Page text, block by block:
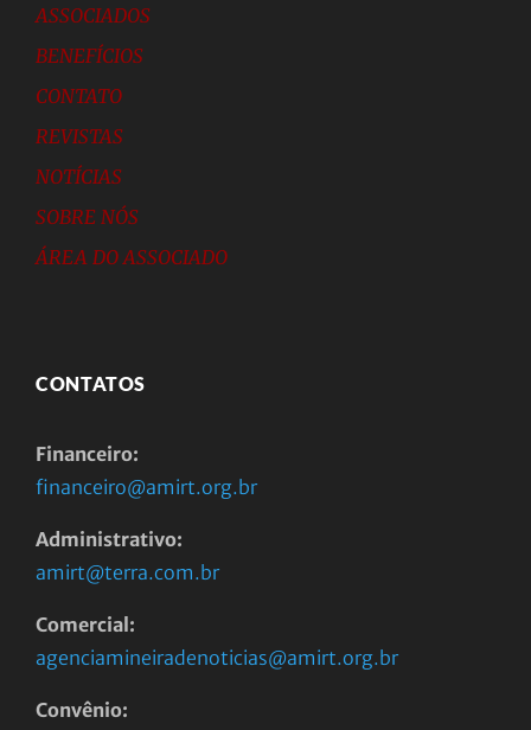
ASSOCIADOS
BENEFÍCIOS
CONTATO
REVISTAS
NOTÍCIAS
SOBRE NÓS
ÁREA DO ASSOCIADO
CONTATOS
Financeiro:
financeiro@amirt.org.br
Administrativo:
amirt@terra.com.br
Comercial:
agenciamineiradenoticias@amirt.org.br
Convênio: